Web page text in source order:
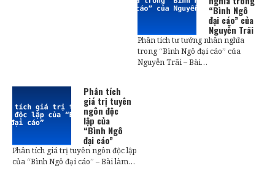
“Bình Ngô
đại cáo” của
Nguyễn Trãi
Phân tích tư tưởng nhân nghĩa
trong “Bình Ngô đại cáo” của
Nguyễn Trãi – Bài…
Phân tích
giá trị tuyên
ngôn độc
lập của
“Bình Ngô
đại cáo”
Phân tích giá trị tuyên ngôn độc lập
của “Bình Ngô đại cáo” – Bài làm…